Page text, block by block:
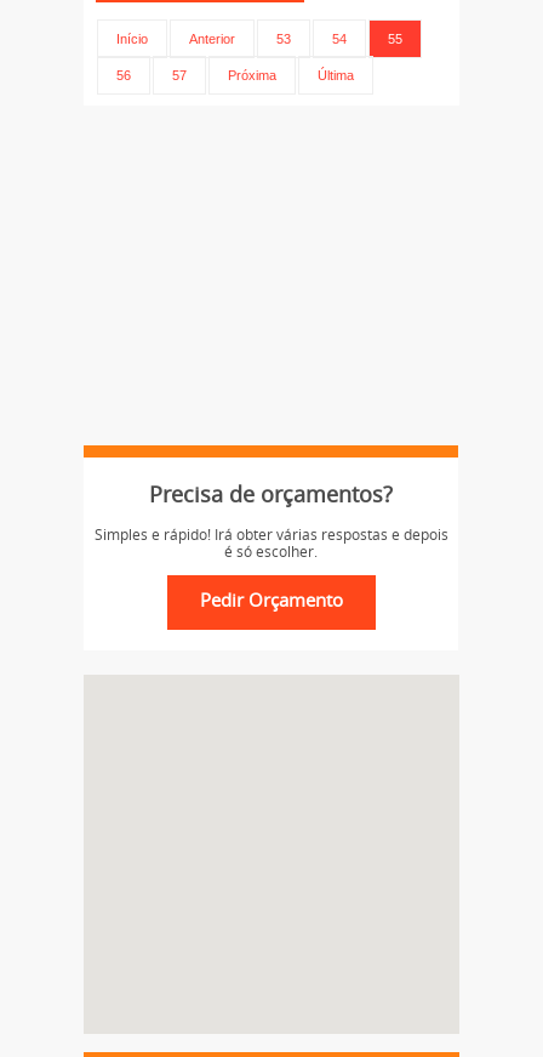
Início Anterior 53 54 55
56 57 Próxima Última
Precisa de orçamentos?
Simples e rápido! Irá obter várias respostas e depois
é só escolher.